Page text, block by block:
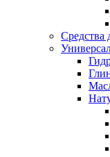
Средства